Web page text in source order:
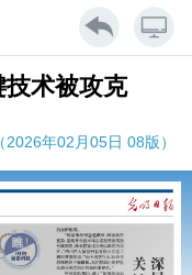
术被攻克
2026年02月05日 08版）